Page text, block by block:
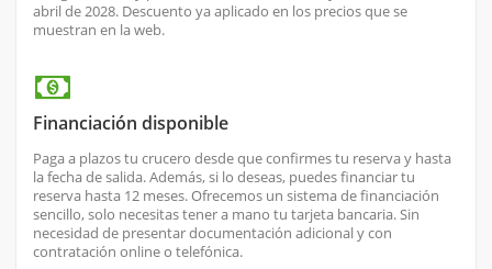
abril de 2028. Descuento ya aplicado en los precios que se
muestran en la web.
Financiación disponible
Paga a plazos tu crucero desde que confirmes tu reserva y hasta
la fecha de salida. Además, si lo deseas, puedes financiar tu
reserva hasta 12 meses. Ofrecemos un sistema de financiación
sencillo, solo necesitas tener a mano tu tarjeta bancaria. Sin
necesidad de presentar documentación adicional y con
contratación online o telefónica.